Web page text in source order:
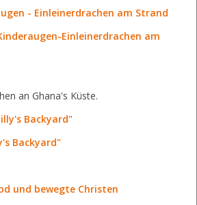
- Einleinerdrachen am Strand
Einleinerdrachen am
an Ghana's Küste.
Backyard"
Backyard"
und bewegte Christen